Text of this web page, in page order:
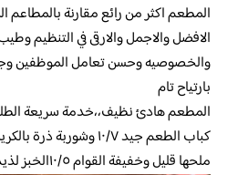
المطعم اكثر من رائع مقارنة بالمطاعم
الافضل والاجمل والارقى في التنظيم
والخصوصيه وحسن تعامل الموظفين
بارتياح تام
المطعم هادئ نظيف،،خدمة سريعة
كباب الطعم جيد ١٠/٧
ملحها قليل وخفيفة القوام ١٠/٥الخبز لذيذ